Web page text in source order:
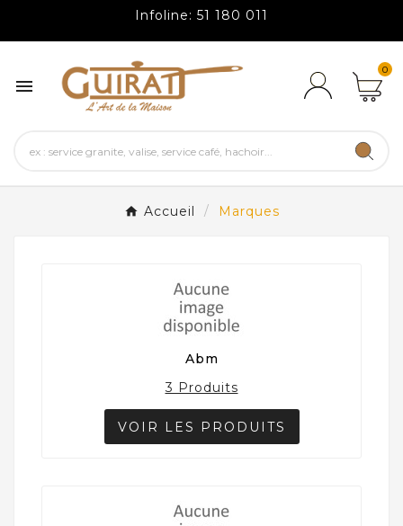
Infoline: 51 180 011

0
Accueil Marques
Abm
3 Produits
VOIR LES PRODUITS